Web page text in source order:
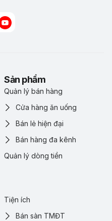
Sản phẩm
Quản lý bán hàng
Cửa hàng ăn uống
Bán lẻ hiện đại
Bán hàng đa kênh
Quản lý dòng tiền
Tiện ích
Bán sàn TMĐT